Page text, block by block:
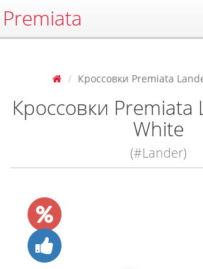
Premiata
Кроссовки Premiata
Кроссовки Premiata
White
(#Lander)